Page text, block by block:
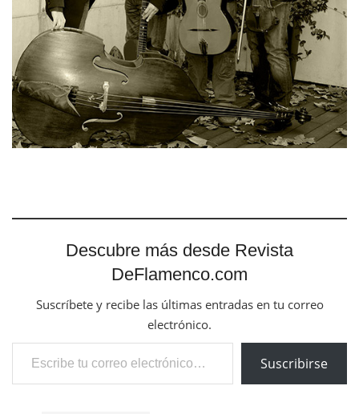
Descubre más desde Revista
DeFlamenco.com
Suscríbete y recibe las últimas entradas en tu correo
electrónico.
Escribe tu correo electrónico…
Suscribirse